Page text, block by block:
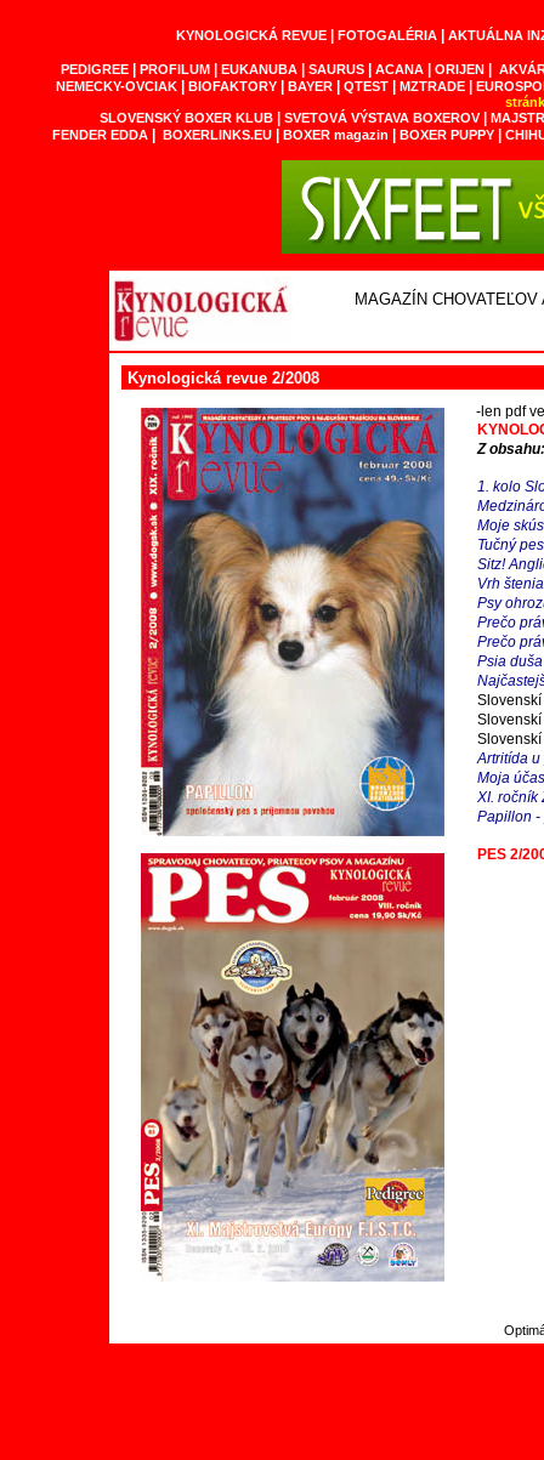
KYNOLOGICKÁ REVUE| FOTOGALÉRIA|
AKTUÁLNA
PEDIGREE| PROFILUM| EUKANUBA| SAURUS| ACANA| ORIJEN|
NEMECKY-OVCIAK| BIOFAKTORY BAYER QTEST MZTRADE
SLOVENSKÝ BOXER KLUB
SVETOVÁ VÝSTAVA BOXEROV
FENDER EDDA
BOXERLINKS.EU| BOXER magazin BOXER PUPPY|
MAGAZÍN
Kynologická revue 2/2008
-len pdf
Z obsahu:
1. kolo
Moje
Tučný
Sitz!
Vrh
Psy
Prečo
Prečo
Psia duša
Naj
Artritída u
Moja
XI. ročník
Papillon -
PES 2/